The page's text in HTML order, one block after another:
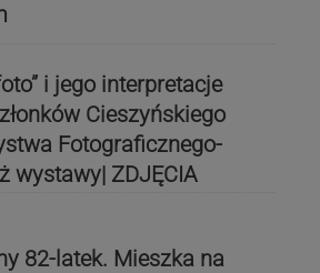
i jego interpretacje
Cieszyńskiego
Fotograficznego-
wystawy| ZDJĘCIA
82-latek. Mieszka na